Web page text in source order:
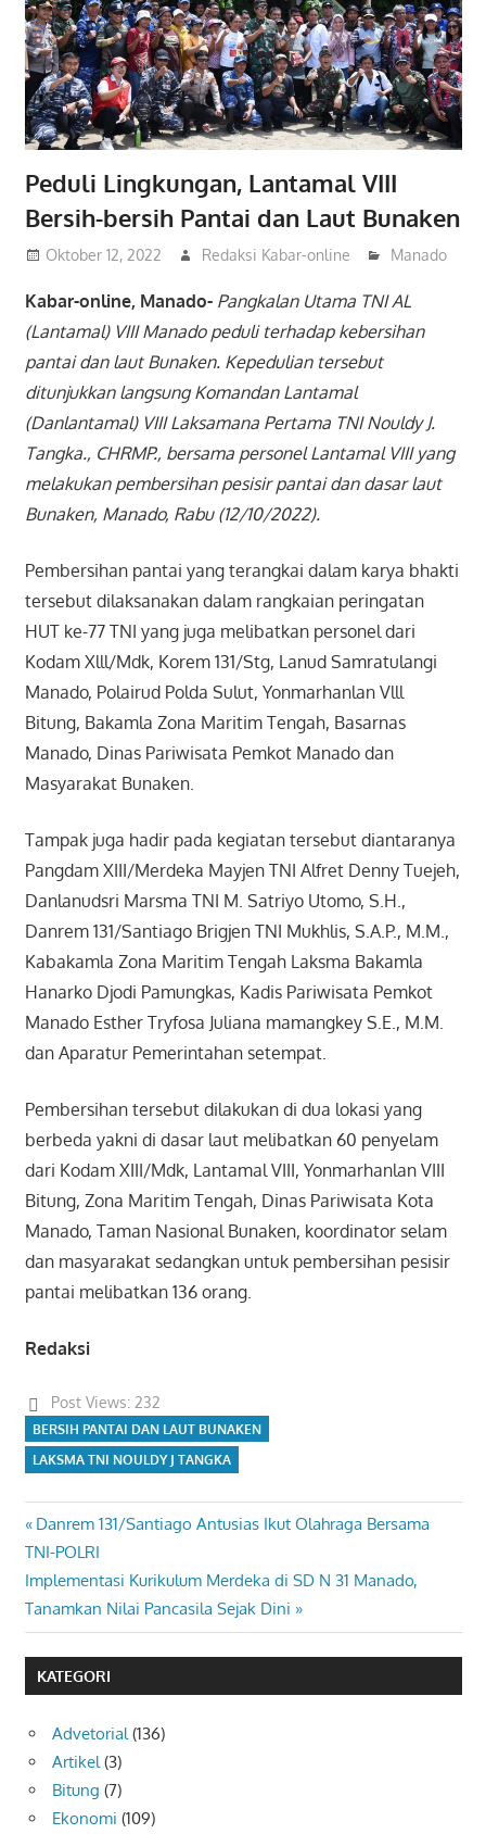
Peduli Lingkungan, Lantamal VIII
Bersih-bersih Pantai dan Laut Bunaken
Oktober 12, 2022 Redaksi Kabar-online Manado
Kabar-online, Manado- Pangkalan Utama TNI AL
(Lantamal) VIII Manado peduli terhadap kebersihan
pantai dan laut Bunaken. Kepedulian tersebut
ditunjukkan langsung Komandan Lantamal
(Danlantamal) VIII Laksamana Pertama TNI Nouldy J.
Tangka., CHRMP., bersama personel Lantamal VIII yang
melakukan pembersihan pesisir pantai dan dasar laut
Bunaken, Manado, Rabu (12/10/2022).
Pembersihan pantai yang terangkai dalam karya bhakti
tersebut dilaksanakan dalam rangkaian peringatan
HUT ke-77 TNI yang juga melibatkan personel dari
Kodam Xlll/Mdk, Korem 131/Stg, Lanud Samratulangi
Manado, Polairud Polda Sulut, Yonmarhanlan Vlll
Bitung, Bakamla Zona Maritim Tengah, Basarnas
Manado, Dinas Pariwisata Pemkot Manado dan
Masyarakat Bunaken.
Tampak juga hadir pada kegiatan tersebut diantaranya
Pangdam XIII/Merdeka Mayjen TNI Alfret Denny Tuejeh,
Danlanudsri Marsma TNI M. Satriyo Utomo, S.H.,
Danrem 131/Santiago Brigjen TNI Mukhlis, S.A.P., M.M.,
Kabakamla Zona Maritim Tengah Laksma Bakamla
Hanarko Djodi Pamungkas, Kadis Pariwisata Pemkot
Manado Esther Tryfosa Juliana mamangkey S.E., M.M.
dan Aparatur Pemerintahan setempat.
Pembersihan tersebut dilakukan di dua lokasi yang
berbeda yakni di dasar laut melibatkan 60 penyelam
dari Kodam XIII/Mdk, Lantamal VIII, Yonmarhanlan VIII
Bitung, Zona Maritim Tengah, Dinas Pariwisata Kota
Manado, Taman Nasional Bunaken, koordinator selam
dan masyarakat sedangkan untuk pembersihan pesisir
pantai melibatkan 136 orang.
Redaksi
Post Views: 232
BERSIH PANTAI DAN LAUT BUNAKEN
LAKSMA TNI NOULDY J TANGKA
Navigasi
pos
Previous
Post:
Danrem 131/Santiago Antusias Ikut Olahraga Bersama
TNI-POLRI
Next
Post:
Implementasi Kurikulum Merdeka di SD N 31 Manado,
Tanamkan Nilai Pancasila Sejak Dini
KATEGORI
Advetorial(136)
Artikel(3)
Bitung (7)
Ekonomi (109)